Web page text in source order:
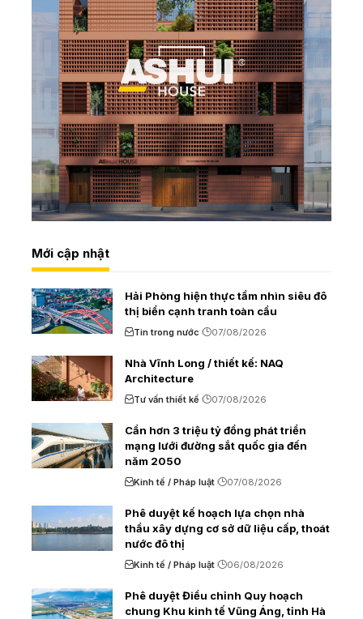
Mới cập nhật
Hải Phòng hiện thực tầm nhìn siêu đô
thị biển cạnh tranh toàn cầu
Tin trong nước 07/08/2026
Nhà Vĩnh Long / thiết kế: NAQ
Architecture
Tư vấn thiết kế 07/08/2026
Cần hơn 3 triệu tỷ đồng phát triển
mạng lưới đường sắt quốc gia đến
năm 2050
Kinh tế / Pháp luật 07/08/2026
Phê duyệt kế hoạch lựa chọn nhà
thầu xây dựng cơ sở dữ liệu cấp, thoát
nước đô thị
Kinh tế / Pháp luật 06/08/2026
Phê duyệt Điều chỉnh Quy hoạch
chung Khu kinh tế Vũng Áng, tỉnh Hà